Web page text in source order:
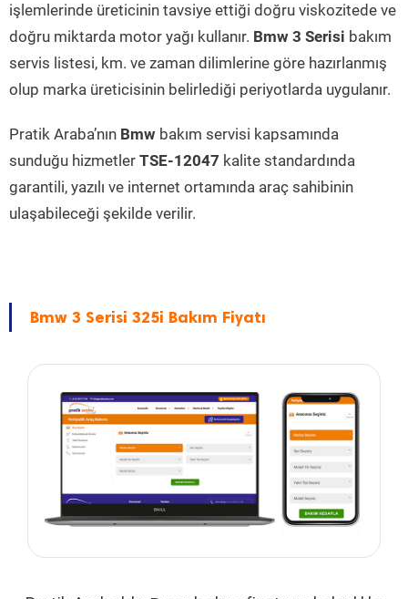
işlemlerinde üreticinin tavsiye ettiği doğru viskozitede ve
doğru miktarda motor yağı kullanır. Bmw 3 Serisi bakım
servis listesi, km. ve zaman dilimlerine göre hazırlanmış
olup marka üreticisinin belirlediği periyotlarda uygulanır.
Pratik Araba’nın Bmw bakım servisi kapsamında
sunduğu hizmetler TSE-12047 kalite standardında
garantili, yazılı ve internet ortamında araç sahibinin
ulaşabileceği şekilde verilir.
Bmw 3 Serisi 325i Bakım Fiyatı